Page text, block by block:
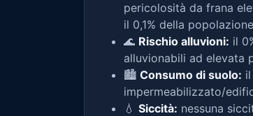
pericolosità da frana
il 0,1% della
🌊 Rischio alluvioni: il
alluvionabili ad elevata
🏙️ Consumo di suolo:
impermeabilizzato/
💧 Siccità: nessuna